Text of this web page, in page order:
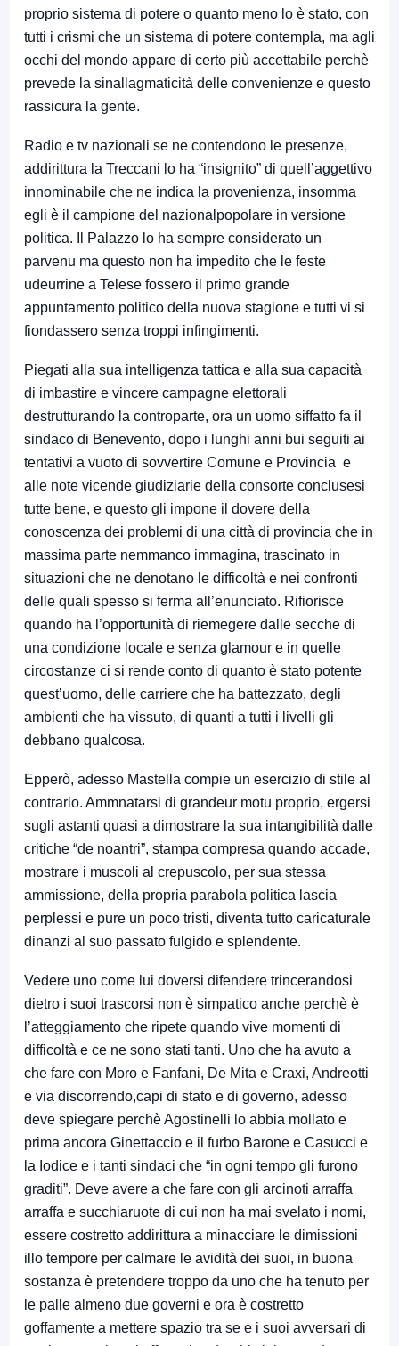
proprio sistema di potere o quanto meno lo è stato, con
tutti i crismi che un sistema di potere contempla, ma agli
occhi del mondo appare di certo più accettabile perchè
prevede la sinallagmaticità delle convenienze e questo
rassicura la gente.
Radio e tv nazionali se ne contendono le presenze,
addirittura la Treccani lo ha “insignito” di quell’aggettivo
innominabile che ne indica la provenienza, insomma
egli è il campione del nazionalpopolare in versione
politica. Il Palazzo lo ha sempre considerato un
parvenu ma questo non ha impedito che le feste
udeurrine a Telese fossero il primo grande
appuntamento politico della nuova stagione e tutti vi si
fiondassero senza troppi infingimenti.
Piegati alla sua intelligenza tattica e alla sua capacità
di imbastire e vincere campagne elettorali
destrutturando la controparte, ora un uomo siffatto fa il
sindaco di Benevento, dopo i lunghi anni bui seguiti ai
tentativi a vuoto di sovvertire Comune e Provincia e
alle note vicende giudiziarie della consorte conclusesi
tutte bene, e questo gli impone il dovere della
conoscenza dei problemi di una città di provincia che in
massima parte nemmanco immagina, trascinato in
situazioni che ne denotano le difficoltà e nei confronti
delle quali spesso si ferma all’enunciato. Rifiorisce
quando ha l’opportunità di riemegere dalle secche di
una condizione locale e senza glamour e in quelle
circostanze ci si rende conto di quanto è stato potente
quest’uomo, delle carriere che ha battezzato, degli
ambienti che ha vissuto, di quanti a tutti i livelli gli
debbano qualcosa.
Epperò, adesso Mastella compie un esercizio di stile al
contrario. Ammnatarsi di grandeur motu proprio, ergersi
sugli astanti quasi a dimostrare la sua intangibilità dalle
critiche “de noantri”, stampa compresa quando accade,
mostrare i muscoli al crepuscolo, per sua stessa
ammissione, della propria parabola politica lascia
perplessi e pure un poco tristi, diventa tutto caricaturale
dinanzi al suo passato fulgido e splendente.
Vedere uno come lui doversi difendere trincerandosi
dietro i suoi trascorsi non è simpatico anche perchè è
l’atteggiamento che ripete quando vive momenti di
difficoltà e ce ne sono stati tanti. Uno che ha avuto a
che fare con Moro e Fanfani, De Mita e Craxi, Andreotti
e via discorrendo,capi di stato e di governo, adesso
deve spiegare perchè Agostinelli lo abbia mollato e
prima ancora Ginettaccio e il furbo Barone e Casucci e
la Iodice e i tanti sindaci che “in ogni tempo gli furono
graditi”. Deve avere a che fare con gli arcinoti arraffa
arraffa e succhiaruote di cui non ha mai svelato i nomi,
essere costretto addirittura a minacciare le dimissioni
illo tempore per calmare le avidità dei suoi, in buona
sostanza è pretendere troppo da uno che ha tenuto per
le palle almeno due governi e ora è costretto
goffamente a mettere spazio tra se e i suoi avversari di